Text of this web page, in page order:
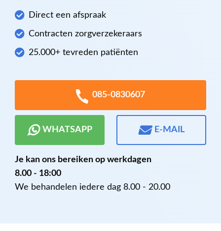
Direct een afspraak
Contracten zorgverzekeraars
25.000+ tevreden patiënten
085-0830607
WHATSAPP E-MAIL
Je kan ons bereiken op werkdagen
8.00 - 18:00
We behandelen iedere dag 8.00 - 20.00